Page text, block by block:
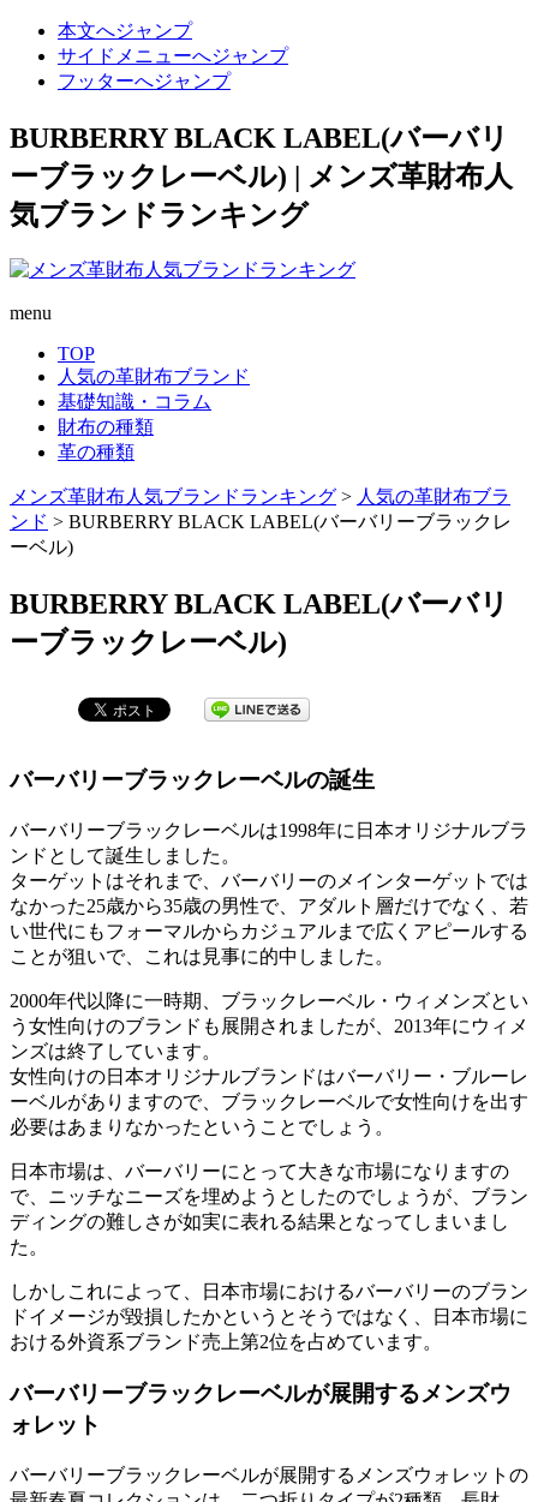
本文へジャンプ
サイドメニューへジャンプ
フッターへジャンプ
BURBERRY BLACK LABEL(バーバリ
ーブラックレーベル) | メンズ革財布人
気ブランドランキング
menu
TOP
人気の革財布ブランド
基礎知識・コラム
財布の種類
革の種類
メンズ革財布人気ブランドランキング > 人気の革財布ブラ
ンド > BURBERRY BLACK LABEL(バーバリーブラックレ
ーベル)
BURBERRY BLACK LABEL(バーバリ
ーブラックレーベル)
バーバリーブラックレーベルの誕生
バーバリーブラックレーベルは1998年に日本オリジナルブラ
ンドとして誕生しました。
ターゲットはそれまで、バーバリーのメインターゲットでは
なかった25歳から35歳の男性で、アダルト層だけでなく、若
い世代にもフォーマルからカジュアルまで広くアピールする
ことが狙いで、これは見事に的中しました。
2000年代以降に一時期、ブラックレーベル・ウィメンズとい
う女性向けのブランドも展開されましたが、2013年にウィメ
ンズは終了しています。
女性向けの日本オリジナルブランドはバーバリー・ブルーレ
ーベルがありますので、ブラックレーベルで女性向けを出す
必要はあまりなかったということでしょう。
日本市場は、バーバリーにとって大きな市場になりますの
で、ニッチなニーズを埋めようとしたのでしょうが、ブラン
ディングの難しさが如実に表れる結果となってしまいまし
た。
しかしこれによって、日本市場におけるバーバリーのブラン
ドイメージが毀損したかというとそうではなく、日本市場に
おける外資系ブランド売上第2位を占めています。
バーバリーブラックレーベルが展開するメンズウ
ォレット
バーバリーブラックレーベルが展開するメンズウォレットの